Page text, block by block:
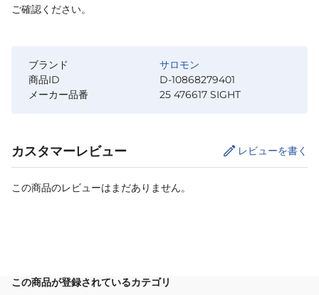
ご確認ください。
ブランド
サロモン
商品ID
D-10868279401
メーカー品番
25 476617 SIGHT
カスタマーレビュー レビューを書く
この商品のレビューはまだありません。
この商品が登録されているカテゴリ